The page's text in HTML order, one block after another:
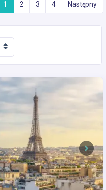
1 2 3 4 Następny
Next